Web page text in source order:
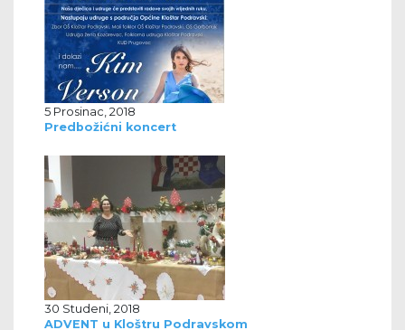
5 Prosinac, 2018
Predbožićni koncert
30 Studeni, 2018
ADVENT u Kloštru Podravskom